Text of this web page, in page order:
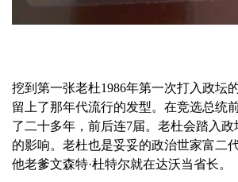
挖到第一张老杜1986年第一次打入政坛
留上了那年代流行的发型。在竞选总统
了二十多年，前后连7届。老杜会踏入
的影响。老杜也是妥妥的政治世家富二
他老爹文森特·杜特尔就在达沃当省长。